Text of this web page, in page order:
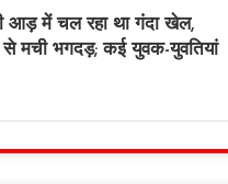
आड़ में चल रहा था गंदा खेल,
मची भगदड़; कई युवक-युवतियां